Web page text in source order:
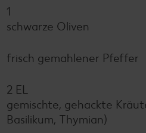
1
schwarze Oliven
frisch gemahlener Pfeffer
2 EL
gemischte, gehackte
Basilikum, Thymian)